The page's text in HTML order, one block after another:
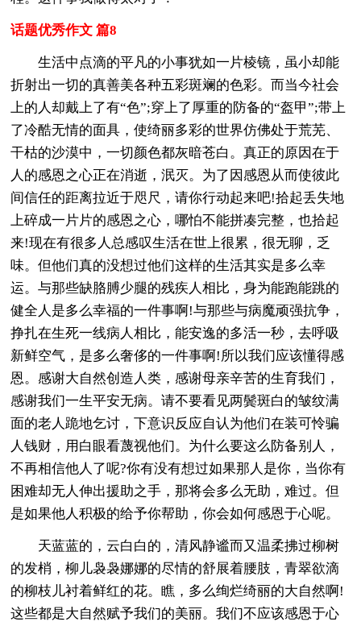
话题优秀作文 篇8
生活中点滴的平凡的小事犹如一片棱镜，虽小却能
折射出一切的真善美各种五彩斑斓的色彩。而当今社会
上的人却戴上了有“色”;穿上了厚重的防备的“盔甲”;带上
了冷酷无情的面具，使绮丽多彩的世界仿佛处于荒芜、
干枯的沙漠中，一切颜色都灰暗苍白。真正的原因在于
人的感恩之心正在消逝，泯灭。为了因感恩从而使彼此
间信任的距离拉近于咫尺，请你行动起来吧!拾起丢失地
上碎成一片片的感恩之心，哪怕不能拼凑完整，也拾起
来!现在有很多人总感叹生活在世上很累，很无聊，乏
味。但他们真的没想过他们这样的生活其实是多么幸
运。与那些缺胳膊少腿的残疾人相比，身为能跑能跳的
健全人是多么幸福的一件事啊!与那些与病魔顽强抗争，
挣扎在生死一线病人相比，能安逸的多活一秒，去呼吸
新鲜空气，是多么奢侈的一件事啊!所以我们应该懂得感
恩。感谢大自然创造人类，感谢母亲辛苦的生育我们，
感谢我们一生平安无病。请不要看见两鬓斑白的皱纹满
面的老人跪地乞讨，下意识反应自认为他们在装可怜骗
人钱财，用白眼看蔑视他们。为什么要这么防备别人，
不再相信他人了呢?你有没有想过如果那人是你，当你有
困难却无人伸出援助之手，那将会多么无助，难过。但
是如果他人积极的给予你帮助，你会如何感恩于心呢。
天蓝蓝的，云白白的，清风静谧而又温柔拂过柳树
的发梢，柳儿袅袅娜娜的尽情的舒展着腰肢，青翠欲滴
的柳枝儿衬着鲜红的花。瞧，多么绚烂绮丽的大自然啊!
这些都是大自然赋予我们的美丽。我们不应该感恩于心